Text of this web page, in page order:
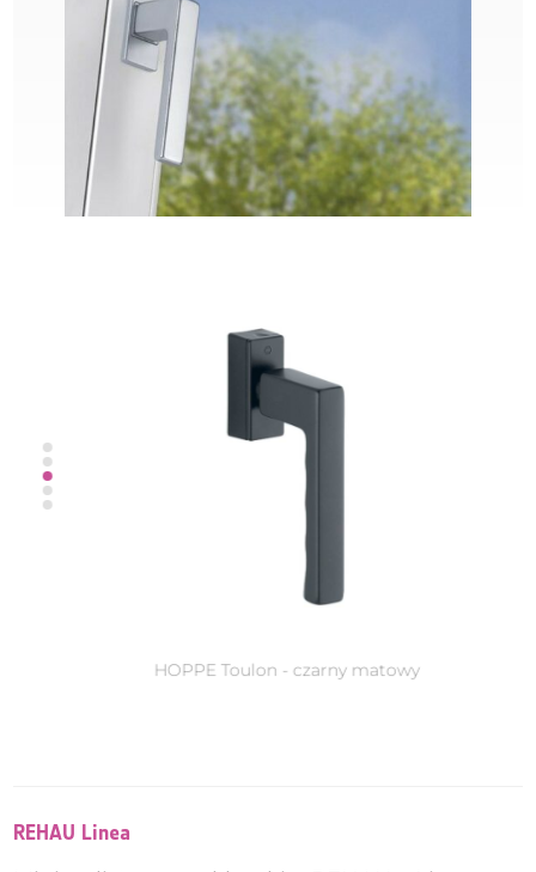
HOPPE Atlanta - ciemny brąz
HOPPE Hamburg - czarny matowy
REHAU Linea
REHAU Linea - srebny
REHAU Linea - biały